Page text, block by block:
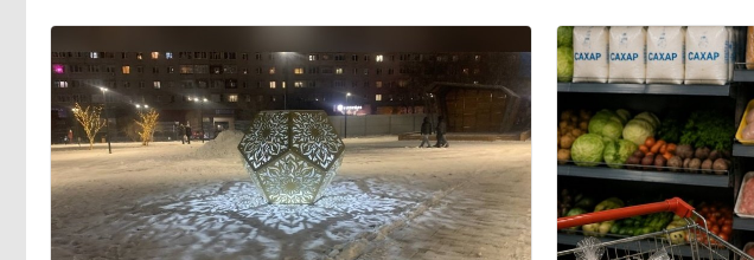
16:00, 5 августа По волнам Арахлея: на
любимом озере забайкальцев
улучшили LTE-сеть
12:33, 5 августа Путин подписал закон,
вдвое расширяющий основания для
выдворения мигрантов